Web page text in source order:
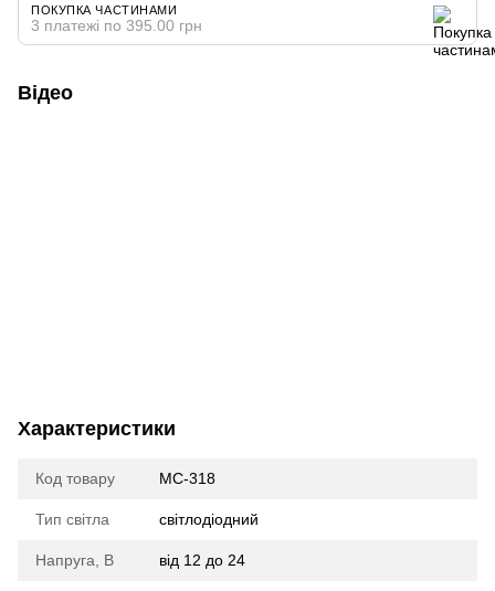
ПОКУПКА ЧАСТИНАМИ
3 платежі по 395.00 грн
Відео
Характеристики
Код товару МС-318
Тип світла cвітлодіодний
Напруга, В від 12 до 24